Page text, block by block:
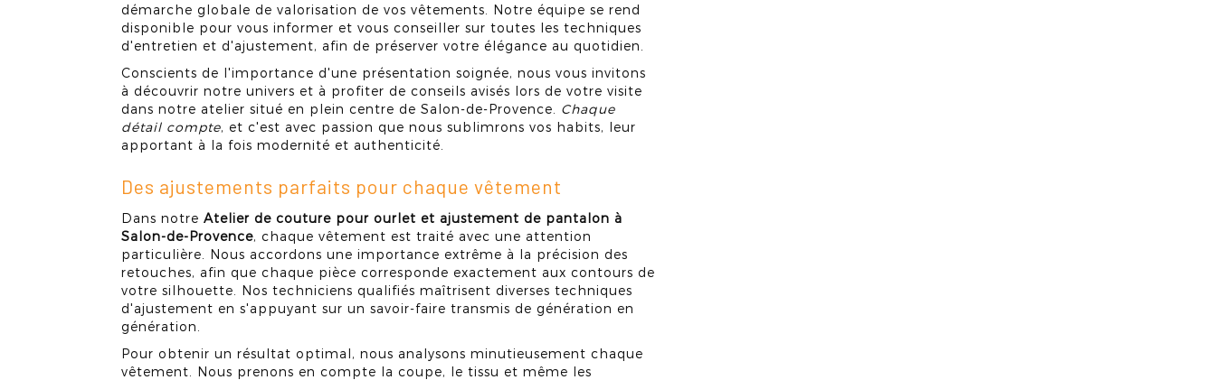
démarche globale de valorisation de vos vêtements. Notre équipe se rend
disponible pour vous informer et vous conseiller sur toutes les techniques
d'entretien et d'ajustement, afin de préserver votre élégance au quotidien.
Conscients de l'importance d'une présentation soignée, nous vous invitons
à découvrir notre univers et à profiter de conseils avisés lors de votre visite
dans notre atelier situé en plein centre de Salon-de-Provence. Chaque
détail compte, et c'est avec passion que nous sublimrons vos habits, leur
apportant à la fois modernité et authenticité.
Des ajustements parfaits pour chaque vêtement
Dans notreAtelier de couture pour ourlet et ajustement de pantalon à
Salon-de-Provence, chaque vêtement est traité avec une attention
particulière. Nous accordons une importance extrême à la précision des
retouches, afin que chaque pièce corresponde exactement aux contours de
votre silhouette. Nos techniciens qualifiés maîtrisent diverses techniques
d'ajustement en s'appuyant sur un savoir-faire transmis de génération en
génération.
Pour obtenir un résultat optimal, nous analysons minutieusement chaque
vêtement. Nous prenons en compte la coupe, le tissu et même les